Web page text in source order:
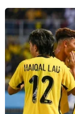
Tổng thống
trạng khẩn
28/10/2019 00:38
Với sắc lệnh
quân đội Chile
ninh và trấn áp